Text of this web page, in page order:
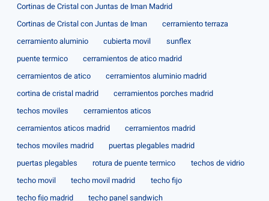
Cortinas de Cristal con Juntas de Iman Madrid
Cortinas de Cristal con Juntas de Iman
cerramiento terraza
cerramiento aluminio
cubierta movil
sunflex
puente termico
cerramientos de atico madrid
cerramientos de atico
cerramientos aluminio madrid
cortina de cristal madrid
cerramientos porches madrid
techos moviles
cerramientos aticos
cerramientos aticos madrid
cerramientos madrid
techos moviles madrid
puertas plegables madrid
puertas plegables
rotura de puente termico
techos de vidrio
techo movil
techo movil madrid
techo fijo
techo fijo madrid
techo panel sandwich